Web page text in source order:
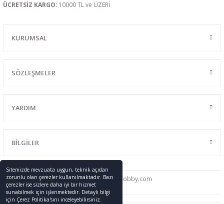
Sitemizde mevzuata uygun, teknik açıdan
zorunlu olan çerezler kullanılmaktadır. Bazı
çerezler ise sizlere daha iyi bir hizmet
sunabilmek için işlenmektedir. Detaylı bilgi
için Çerez Politika'sını inceleyebilirsiniz.
ÜCRETSİZ KARGO: 10000 TL ve ÜZERİ
KURUMSAL
SÖZLEŞMELER
YARDIM
BİLGİLER
0216 428 46 91 info@promodelhobby.com